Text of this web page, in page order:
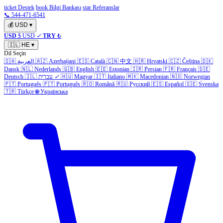
ticket Destek book Bilgi Bankası star Referanslar
📞 544-471-6541
💰 USD ▾
USD $ USD ✓ TRY ₺
🇮🇱 HE ▾
Dil Seçin
🇸🇦 العربية 🇦🇿 Azerbaijani 🇪🇸 Català 🇨🇳 中文 🇭🇷 Hrvatski 🇨🇿 Čeština 🇩🇰
Dansk 🇳🇱 Nederlands 🇬🇧 English 🇪🇪 Estonian 🇮🇷 Persian 🇫🇷 Français 🇩🇪
Deutsch 🇮🇱 עברית ✓ 🇭🇺 Magyar 🇮🇹 Italiano 🇲🇰 Macedonian 🇳🇴 Norwegian
🇵🇹 Português 🇵🇹 Português 🇷🇴 Română 🇷🇺 Русский 🇪🇸 Español 🇸🇪 Svenska
🇹🇷 Türkçe 🌐 Українська